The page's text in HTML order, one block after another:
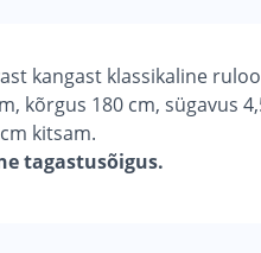
kangast klassikaline
kõrgus 180 cm, sügavus
kitsam.
tagastusõigus.